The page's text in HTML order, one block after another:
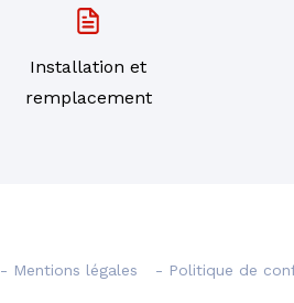
Installation et
remplacement
- Mentions légales - Politique de